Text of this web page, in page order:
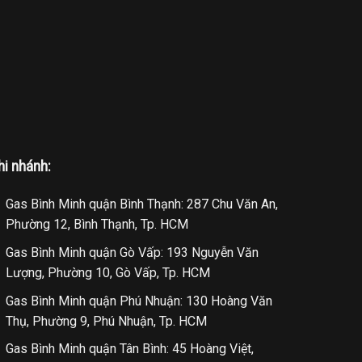
nhánh:
Gas Bình Minh quận Bình Thạnh: 287 Chu Văn An,
Phường 12, Bình Thạnh, Tp. HCM
Gas Bình Minh quận Gò Vấp: 193 Nguyễn Văn
Lượng, Phường 10, Gò Vấp, Tp. HCM
Gas Bình Minh quận Phú Nhuận: 130 Hoàng Văn
Thụ, Phường 9, Phú Nhuận, Tp. HCM
Gas Bình Minh quận Tân Bình: 45 Hoàng Việt,